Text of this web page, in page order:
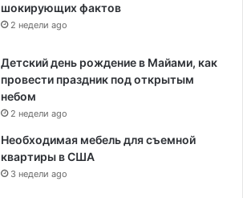
шокирующих фактов
2 недели ago
Детский день рождение в Майами, как
провести праздник под открытым
небом
2 недели ago
Необходимая мебель для съемной
квартиры в США
3 недели ago